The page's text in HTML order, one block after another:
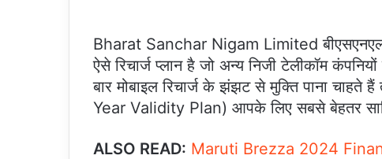
Bharat Sanchar Nigam Limited बीएसएनएल
ऐसे रिचार्ज प्लान है जो अन्य निजी टेलीकॉम
बार मोबाइल रिचार्ज के झंझट से मुक्ति पाना चाहते
Year Validity Plan) आपके लिए सबसे बेहतर
ALSO READ: Maruti Brezza 2024